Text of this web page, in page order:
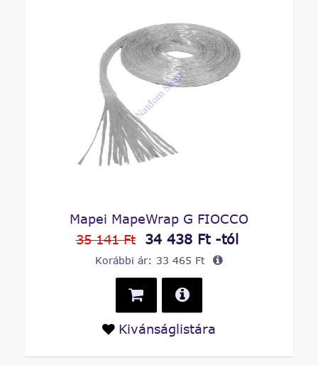
Mapei MapeWrap G FIOCCO
35 141 Ft
34 438 Ft -tól
Korábbi ár: 33 465 Ft
Kivánságlistára